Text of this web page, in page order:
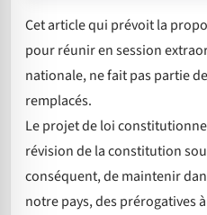
Cet article qui prévoit la
pour réunir en session
nationale, ne fait pas partie
remplacés.
Le projet de loi
révision de la constitution
conséquent, de maintenir
notre pays, des prérogatives